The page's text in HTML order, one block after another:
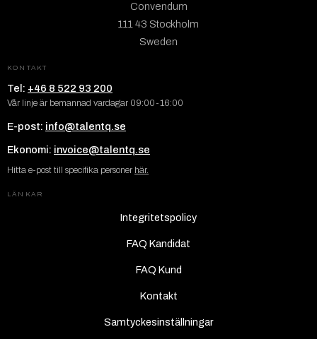
Convendum
111 43 Stockholm
Sweden
KONTAKT
Tel: +46 8 522 93 200
Vår linje är bemannad vardagar 09:00-16:00
E-post: info@talentq.se
Ekonomi: invoice@talentq.se
Hitta e-post till specifika personer här.
LÄNKAR
Integritetspolicy
FAQ Kandidat
FAQ Kund
Kontakt
Samtyckesinställningar